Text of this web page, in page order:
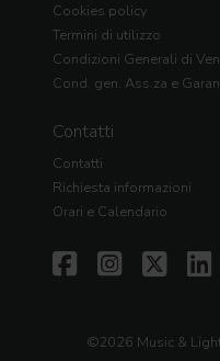
Cookies policy
Termini di utilizzo
Condizioni Generali di
Cond. gen. Ass.za e
Contatti
Contatti
Richiesta informazioni
Orari e Calendario
©2026 Music &